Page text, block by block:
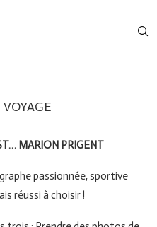
MARION PRIGENT
passionnée, sportive
réussi à choisir !